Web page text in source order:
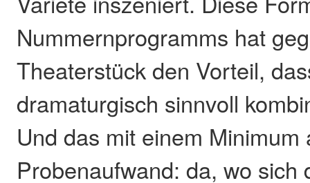
Nummernprogramms hat
Theaterstück den Vorteil,
dramaturgisch sinnvoll
Und das mit einem Minimum
Probenaufwand: da, wo sich